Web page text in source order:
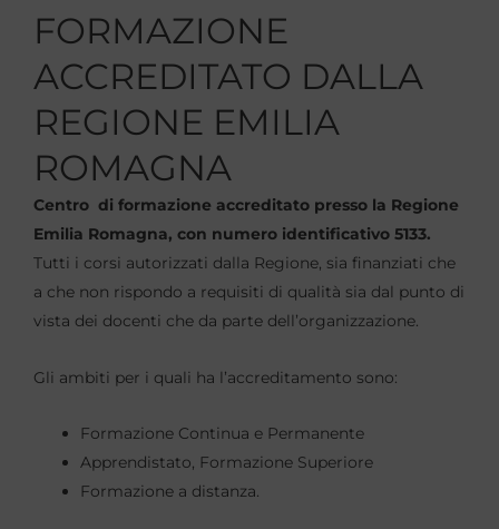
FORMAZIONE
ACCREDITATO DALLA
REGIONE EMILIA
ROMAGNA
Centro di formazione accreditato presso la Regione
Emilia Romagna, con numero identificativo 5133.
Tutti i corsi autorizzati dalla Regione, sia finanziati che
a che non rispondo a requisiti di qualità sia dal punto di
vista dei docenti che da parte dell’organizzazione.
Gli ambiti per i quali ha l’accreditamento sono:
Formazione Continua e Permanente
Apprendistato, Formazione Superiore
Formazione a distanza.